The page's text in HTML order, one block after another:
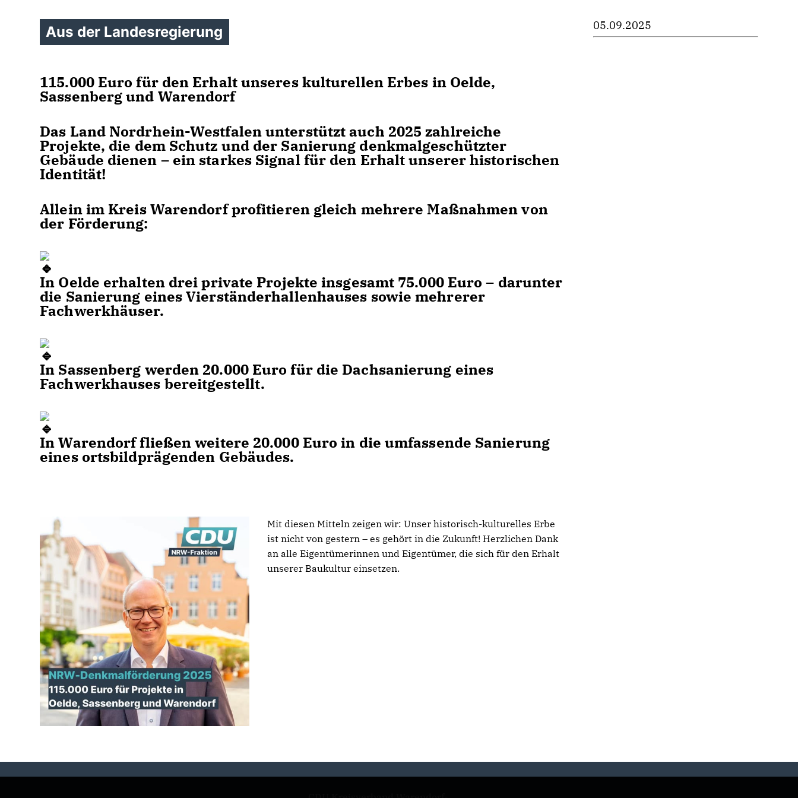
Aus der Landesregierung
115.000 Euro für den Erhalt unseres kulturellen Erbes in Oelde,
Sassenberg und Warendorf
Das Land Nordrhein-Westfalen unterstützt auch 2025 zahlreiche
Projekte, die dem Schutz und der Sanierung denkmalgeschützter
Gebäude dienen – ein starkes Signal für den Erhalt unserer historischen
Identität!
Allein im Kreis Warendorf profitieren gleich mehrere Maßnahmen von
der Förderung:
In Oelde erhalten drei private Projekte insgesamt 75.000 Euro – darunter
die Sanierung eines Vierständerhallenhauses sowie mehrerer
Fachwerkhäuser.
In Sassenberg werden 20.000 Euro für die Dachsanierung eines
Fachwerkhauses bereitgestellt.
In Warendorf fließen weitere 20.000 Euro in die umfassende Sanierung
eines ortsbildprägenden Gebäudes.
Mit diesen Mitteln zeigen wir: Unser historisch-kulturelles Erbe
ist nicht von gestern – es gehört in die Zukunft! Herzlichen Dank
an alle Eigentümerinnen und Eigentümer, die sich für den Erhalt
unserer Baukultur einsetzen.
05.09.2025